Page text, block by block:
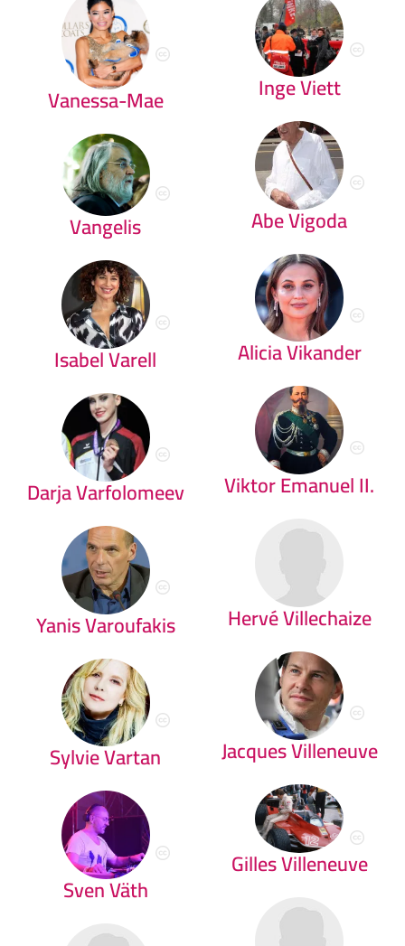
Vanessa-Mae
Vangelis
Isabel Varell
Darja Varfolomeev
Yanis Varoufakis
Sylvie Vartan
Sven Väth
Inge Viett
Abe Vigoda
Alicia Vikander
Viktor Emanuel II.
Hervé Villechaize
Jacques Villeneuve
Gilles Villeneuve